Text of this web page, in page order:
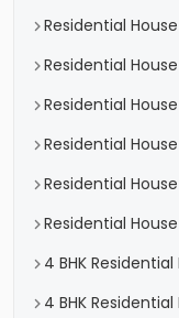
Residential
Residential
Residential
Residential
Residential
Residential
4 BHK
4 BHK